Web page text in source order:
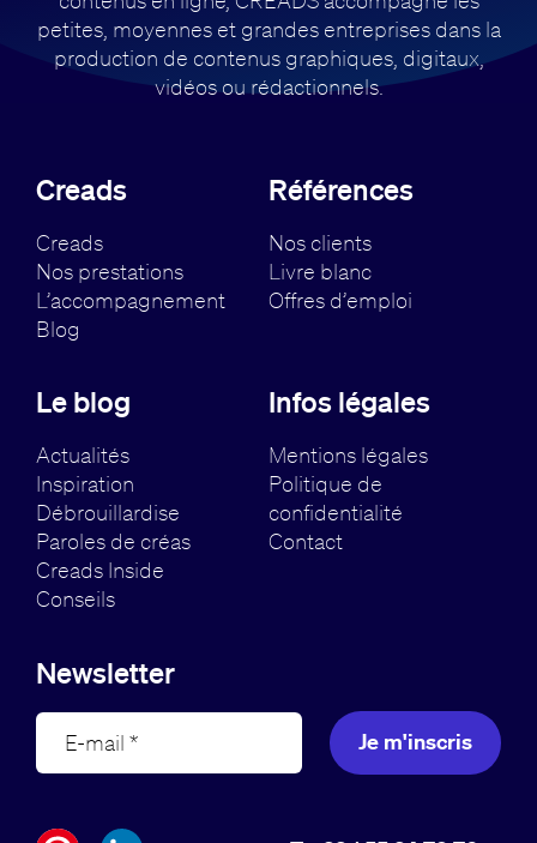
petites, moyennes et grandes entreprises dans la
production de contenus graphiques, digitaux,
vidéos ou rédactionnels.
Creads
Creads
Nos prestations
L’accompagnement
Blog
Références
Nos clients
Livre blanc
Offres d’emploi
Le blog
Actualités
Inspiration
Débrouillardise
Paroles de créas
Creads Inside
Conseils
Infos légales
Mentions légales
Politique de
confidentialité
Contact
Newsletter
Je m'inscris